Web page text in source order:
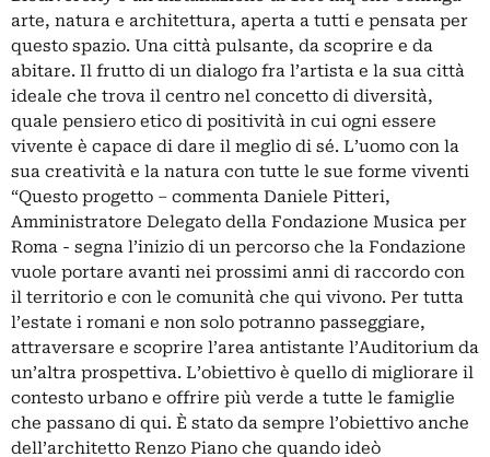
arte, natura e architettura, aperta a tutti e pensata per
questo spazio. Una città pulsante, da scoprire e da
abitare. Il frutto di un dialogo fra l’artista e la sua città
ideale che trova il centro nel concetto di diversità,
quale pensiero etico di positività in cui ogni essere
vivente è capace di dare il meglio di sé. L’uomo con la
sua creatività e la natura con tutte le sue forme viventi
“Questo progetto – commenta Daniele Pitteri,
Amministratore Delegato della Fondazione Musica per
Roma - segna l’inizio di un percorso che la Fondazione
vuole portare avanti nei prossimi anni di raccordo con
il territorio e con le comunità che qui vivono. Per tutta
l’estate i romani e non solo potranno passeggiare,
attraversare e scoprire l’area antistante l’Auditorium da
un’altra prospettiva. L’obiettivo è quello di migliorare il
contesto urbano e offrire più verde a tutte le famiglie
che passano di qui. È stato da sempre l’obiettivo anche
dell’architetto Renzo Piano che quando ideò